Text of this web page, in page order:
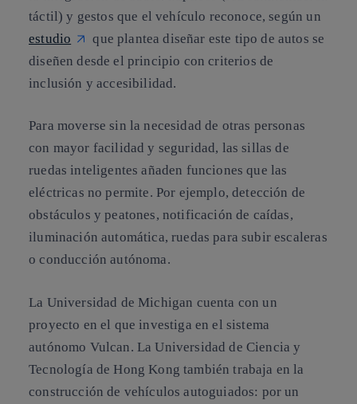
táctil) y gestos que el vehículo reconoce, según un
estudio
que plantea diseñar este tipo de autos se
diseñen desde el principio con criterios de
inclusión y accesibilidad.
Para moverse sin la necesidad de otras personas
con mayor facilidad y seguridad, las sillas de
ruedas inteligentes añaden funciones que las
eléctricas no permite. Por ejemplo, detección de
obstáculos y peatones, notificación de caídas,
iluminación automática, ruedas para subir escaleras
o conducción autónoma.
La Universidad de Michigan cuenta con un
proyecto en el que investiga en el sistema
autónomo Vulcan. La Universidad de Ciencia y
Tecnología de Hong Kong también trabaja en la
construcción de vehículos autoguiados: por un